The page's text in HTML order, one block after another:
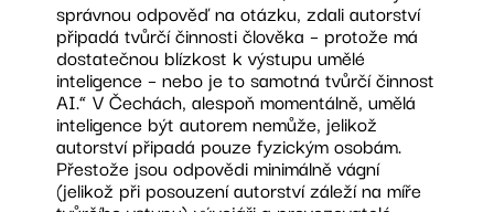
správnou odpověď na otázku, zdali autorství
připadá tvůrčí činnosti člověka – protože má
dostatečnou blízkost k výstupu umělé
inteligence – nebo je to samotná tvůrčí činnost
AI.“ V Čechách, alespoň momentálně, umělá
inteligence být autorem nemůže, jelikož
autorství připadá pouze fyzickým osobám.
Přestože jsou odpovědi minimálně vágní
(jelikož při posouzení autorství záleží na míře